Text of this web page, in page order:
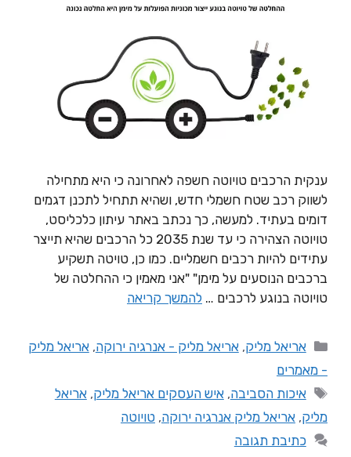
ענקית הרכבים טויוטה חשפה לאחרונה כי היא מתחילה
לשווק רכב שטח חשמלי חדש, ושהיא תתחיל לתכנן דגמים
דומים בעתיד. למעשה, כך נכתב באתר עיתון כלכליסט,
טויוטה הצהירה כי עד שנת 2035 כל הרכבים שהיא תייצר
עתידים להיות רכבים חשמליים. כמו כן, טויטה תשקיע
ברכבים הנוסעים על מימן" "אני מאמין כי ההחלטה של
טויוטה בנוגע לרכבים … להמשך קריאה
אריאל מליק,אריאל מליק - אנרגיה ירוקה,אריאל מליק
- מאמרים
איכות הסביבה,איש העסקים אריאל מליק,אריאל
מליק, אריאל מליק אנרגיה ירוקה, טויוטה
כתיבת תגובה